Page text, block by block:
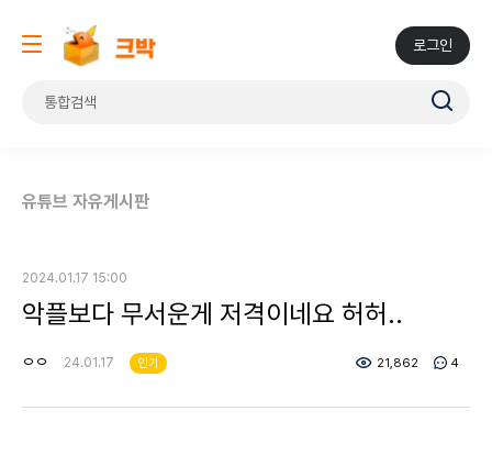
로그인
유튜브 자유게시판
2024.01.17 15:00
악플보다 무서운게 저격이네요 허허..
ㅇㅇ 24.01.17 인기 21,862 4